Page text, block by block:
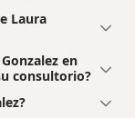
Laura
en
consultorio?